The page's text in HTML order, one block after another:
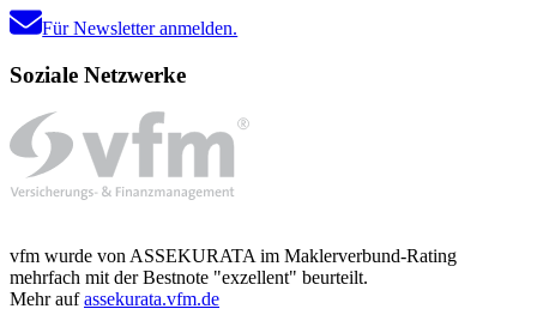
Für Newsletter anmelden.
Soziale Netzwerke
vfm wurde von ASSEKURATA im Maklerverbund-Rating
mehrfach mit der Bestnote "exzellent" beurteilt.
Mehr aufassekurata.vfm.de